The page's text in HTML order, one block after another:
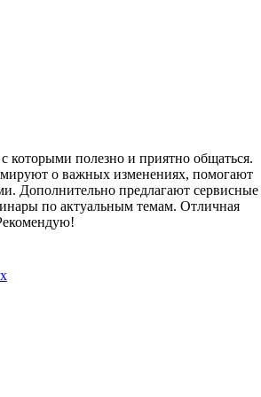
полезно и приятно общаться.
о важных изменениях, помогают
Дополнительно предлагают сервисные
по актуальным темам. Отличная